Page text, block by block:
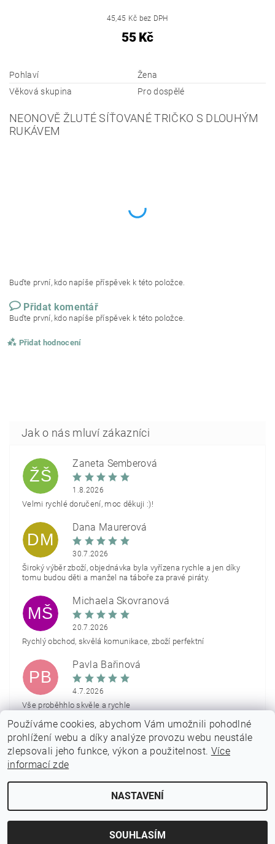
45,45 Kč bez DPH
55 Kč
Pohlaví
Žena
Věková skupina
Pro dospělé
NEONOVĚ ŽLUTÉ SÍŤOVANÉ TRIČKO S DLOUHÝM
RUKÁVEM
Buďte první, kdo napíše příspěvek k této položce.
Přidat komentář
Buďte první, kdo napíše příspěvek k této položce.
Přidat hodnocení
ŽŠ
Žaneta Šemberová
1.8.2026
Velmi rychlé doručení, moc děkuji :)!
DM
Dana Maurerová
30.7.2026
Široký výběr zboží, objednávka byla vyřízena rychle a jen díky
tomu budou děti a manžel na táboře za pravé piráty.
MŠ
Michaela Škovranová
20.7.2026
Rychlý obchod, skvělá komunikace, zboží perfektní
PB
Pavla Bařinová
4.7.2026
Vše proběhhlo skvěle a rychle
Zobrazit další hodnocení
2026 © PARTYON.cz, všechna práva vyhrazena
Vytvořil Shoptet
Používáme cookies, abychom Vám umožnili pohodlné
prohlížení webu a díky analýze provozu webu neustále
zlepsovali jeho funkce, výkon a použitelnost. Více
informací zde
NASTAVENÍ
SOUHLASÍM